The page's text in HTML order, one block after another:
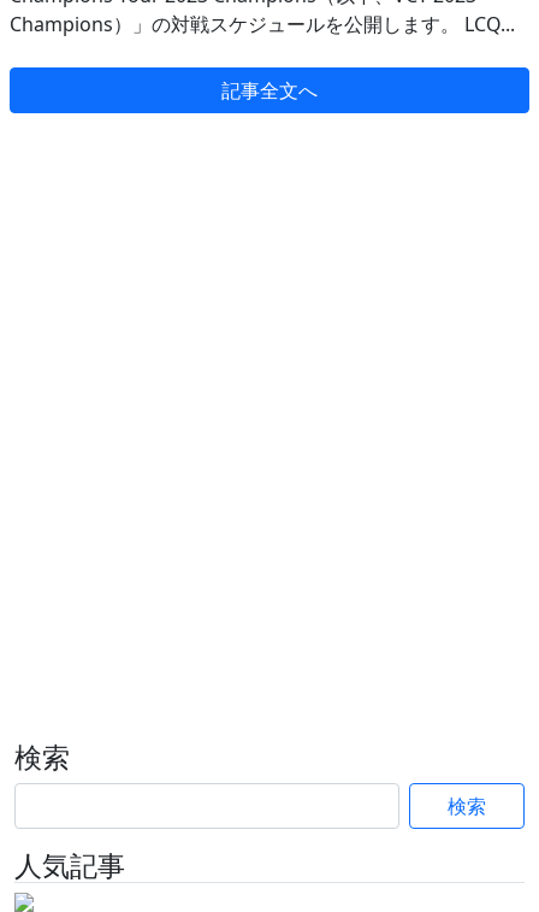
Champions）」の対戦スケジュールを公開します。 LCQ...
記事全文へ
検索
検索
人気記事